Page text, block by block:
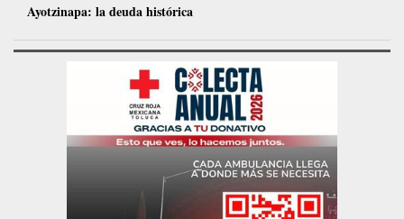
Ayotzinapa: la deuda histórica